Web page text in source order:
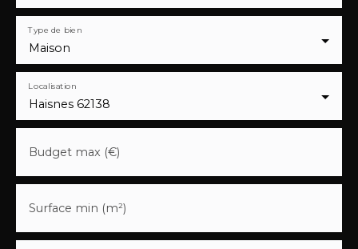
Maison
Type de bien
Haisnes 62138
Localisation
Budget max (€)
Surface min (m²)